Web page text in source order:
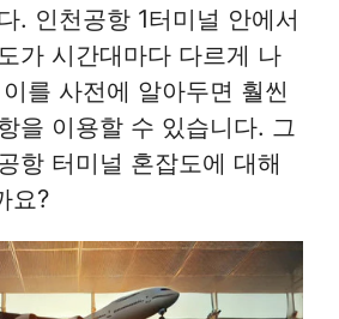
. 인천공항 1터미널 안에서
가 시간대마다 다르게 나
를 사전에 알아두면 훨씬
을 이용할 수 있습니다. 그
항 터미널 혼잡도에 대해
요?